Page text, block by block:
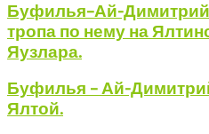
Буфилья–Ай-Димитрий
тропа по нему на
Яузлара.
Буфилья – Ай-
Ялтой.